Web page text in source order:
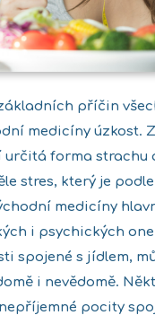
příčin
medicíny úzkost.
určitá forma strachu
stres, který je
medicíny
i psychických
spojené s jídlem,
i nevědomě.
pocity